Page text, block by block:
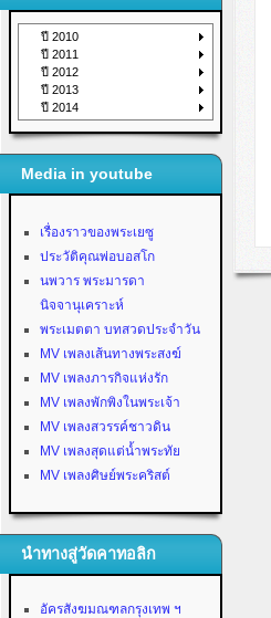
ปี 2010
ปี 2011
ปี 2012
ปี 2013
ปี 2014
Media in youtube
เรื่องราวของพระเยซู
ประวัติคุณพ่อบอสโก
นพวาร พระมารดา
นิจจานุเคราะห์
พระเมตตา บทสวดประจำวัน
MV เพลงเส้นทางพระสงฆ์
MV เพลงภารกิจแห่งรัก
MV เพลงพักพิงในพระเจ้า
MV เพลงสวรรค์ชาวดิน
MV เพลงสุดแต่น้ำพระทัย
MV เพลงศิษย์พระคริสต์
นำทางสู่วัดคาทอลิก
อัครสังฆมณฑลกรุงเทพ ฯ